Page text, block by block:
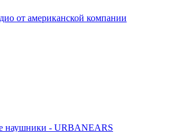
от американской компании